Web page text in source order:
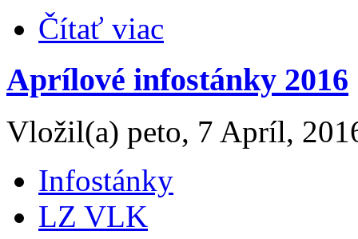
Čítať viac
Aprílové infostánky 2016
Vložil(a) peto, 7 Apríl,
Infostánky
LZ VLK